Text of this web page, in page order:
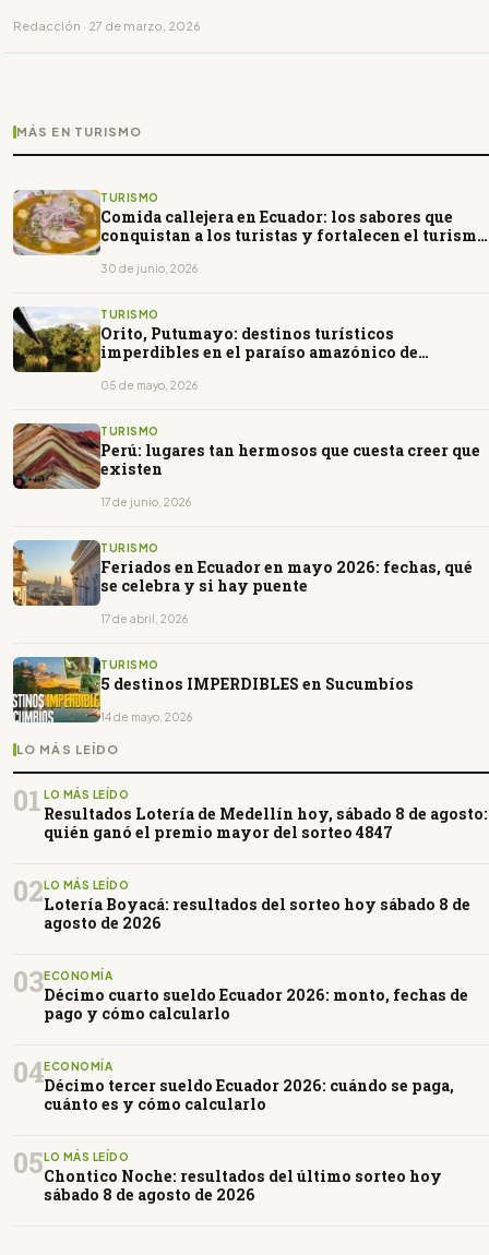
Redacción · 27 de marzo, 2026
MÁS EN TURISMO
TURISMO
Comida callejera en Ecuador: los sabores que
conquistan a los turistas y fortalecen el turismo
30 de junio, 2026
TURISMO
Orito, Putumayo: destinos turísticos
imperdibles en el paraíso amazónico de
05 de mayo, 2026
TURISMO
Perú: lugares tan hermosos que cuesta creer que
existen
17 de junio, 2026
TURISMO
Feriados en Ecuador en mayo 2026: fechas, qué
se celebra y si hay puente
17 de abril, 2026
TURISMO
5 destinos IMPERDIBLES en Sucumbíos
14 de mayo, 2026
LO MÁS LEÍDO
01 LO MÁS LEÍDO
Resultados Lotería de Medellín hoy, sábado 8 de agosto:
quién ganó el premio mayor del sorteo 4847
02 LO MÁS LEÍDO
Lotería Boyacá: resultados del sorteo hoy sábado 8 de
agosto de 2026
03ECONOMÍA
Décimo cuarto sueldo Ecuador 2026: monto, fechas de
pago y cómo calcularlo
04ECONOMÍA
Décimo tercer sueldo Ecuador 2026: cuándo se paga,
cuánto es y cómo calcularlo
05 LO MÁS LEÍDO
Chontico Noche: resultados del último sorteo hoy
sábado 8 de agosto de 2026